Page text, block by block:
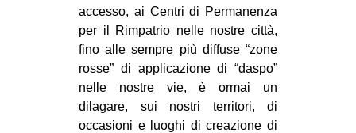
ms
SEARCH
accesso, ai Centri di Permanenza
per il Rimpatrio nelle nostre città,
fino alle sempre più diffuse “zone
rosse” di applicazione di “daspo”
nelle nostre vie, è ormai un
dilagare, sui nostri territori, di
occasioni e luoghi di creazione di